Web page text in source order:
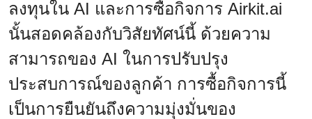
ลงทุนใน AI และการซื้อกิจการ Airkit.ai
นั้นสอดคล้องกับวิสัยทัศน์นี้ ด้วยความ
สามารถของ AI ในการปรับปรุง
ประสบการณ์ของลูกค้า การซื้อกิจการนี้
เป็นการยืนยันถึงความมุ่งมั่นของ